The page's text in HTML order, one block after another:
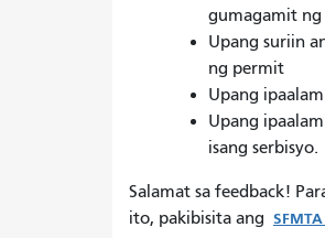
gumagamit ng
Upang suriin
ng permit
Upang
Upang
isang serbisyo.
Salamat sa feedback!
ito, pakibisita ang